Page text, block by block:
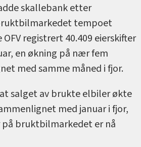
skallebank etter
tempoet
registrert 40.409 eierskifter
en økning på nær fem
med samme måned i fjor.
salget av brukte elbiler økte
med januar i fjor,
bruktbilmarkedet er nå